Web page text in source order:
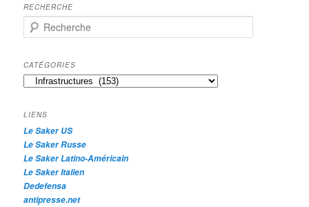
RECHERCHE
e
h
e
r
h
e
CATÉGORIES
Catégories
LIENS
Le Saker US
Le Saker Russe
Le Saker Latino-Américain
Le Saker Italien
Dedefensa
antipresse.net